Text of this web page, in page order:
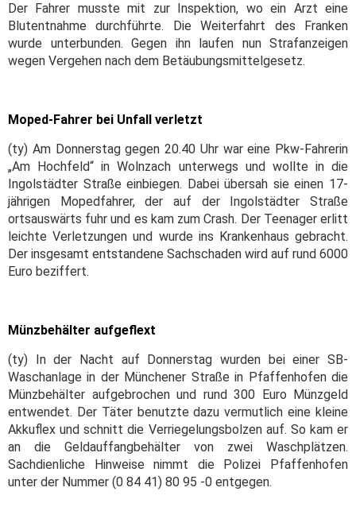
Der Fahrer musste mit zur Inspektion, wo ein Arzt eine
Blutentnahme durchführte. Die Weiterfahrt des Franken
wurde unterbunden. Gegen ihn laufen nun Strafanzeigen
wegen Vergehen nach dem Betäubungsmittelgesetz.
Moped-Fahrer bei Unfall verletzt
(ty) Am Donnerstag gegen 20.40 Uhr war eine Pkw-Fahrerin
„Am Hochfeld“ in Wolnzach unterwegs und wollte in die
Ingolstädter Straße einbiegen. Dabei übersah sie einen 17-
jährigen Mopedfahrer, der auf der Ingolstädter Straße
ortsauswärts fuhr und es kam zum Crash. Der Teenager erlitt
leichte Verletzungen und wurde ins Krankenhaus gebracht.
Der insgesamt entstandene Sachschaden wird auf rund 6000
Euro beziffert.
Münzbehälter aufgeflext
(ty) In der Nacht auf Donnerstag wurden bei einer SB-
Waschanlage in der Münchener Straße in Pfaffenhofen die
Münzbehälter aufgebrochen und rund 300 Euro Münzgeld
entwendet. Der Täter benutzte dazu vermutlich eine kleine
Akkuflex und schnitt die Verriegelungsbolzen auf. So kam er
an die Geldauffangbehälter von zwei Waschplätzen.
Sachdienliche Hinweise nimmt die Polizei Pfaffenhofen
unter der Nummer (0 84 41) 80 95 -0 entgegen.